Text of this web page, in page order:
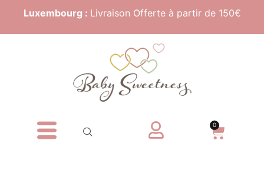
Luxembourg : Livraison Offerte à partir de 150€
0